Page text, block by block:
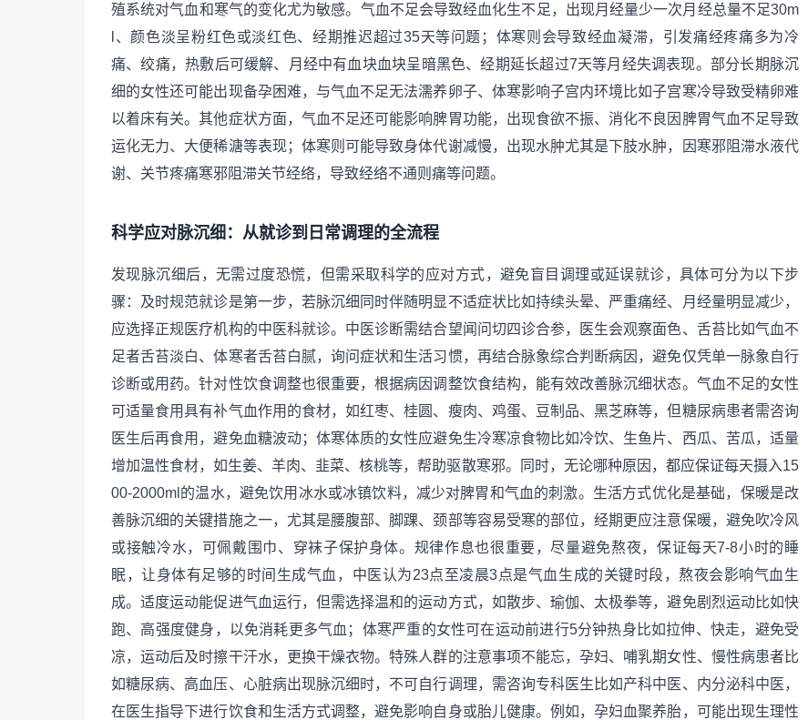
殖系统对气血和寒气的变化尤为敏感。气血不足会导致经血化生不足，出现月经量少一次月经总量不足30m
l、颜色淡呈粉红色或淡红色、经期推迟超过35天等问题；体寒则会导致经血凝滞，引发痛经疼痛多为冷
痛、绞痛，热敷后可缓解、月经中有血块血块呈暗黑色、经期延长超过7天等月经失调表现。部分长期脉沉
细的女性还可能出现备孕困难，与气血不足无法濡养卵子、体寒影响子宫内环境比如子宫寒冷导致受精卵难
以着床有关。其他症状方面，气血不足还可能影响脾胃功能，出现食欲不振、消化不良因脾胃气血不足导致
运化无力、大便稀溏等表现；体寒则可能导致身体代谢减慢，出现水肿尤其是下肢水肿，因寒邪阻滞水液代
谢、关节疼痛寒邪阻滞关节经络，导致经络不通则痛等问题。
科学应对脉沉细：从就诊到日常调理的全流程
发现脉沉细后，无需过度恐慌，但需采取科学的应对方式，避免盲目调理或延误就诊，具体可分为以下步
骤：及时规范就诊是第一步，若脉沉细同时伴随明显不适症状比如持续头晕、严重痛经、月经量明显减少，
应选择正规医疗机构的中医科就诊。中医诊断需结合望闻问切四诊合参，医生会观察面色、舌苔比如气血不
足者舌苔淡白、体寒者舌苔白腻，询问症状和生活习惯，再结合脉象综合判断病因，避免仅凭单一脉象自行
诊断或用药。针对性饮食调整也很重要，根据病因调整饮食结构，能有效改善脉沉细状态。气血不足的女性
可适量食用具有补气血作用的食材，如红枣、桂圆、瘦肉、鸡蛋、豆制品、黑芝麻等，但糖尿病患者需咨询
医生后再食用，避免血糖波动；体寒体质的女性应避免生冷寒凉食物比如冷饮、生鱼片、西瓜、苦瓜，适量
增加温性食材，如生姜、羊肉、韭菜、核桃等，帮助驱散寒邪。同时，无论哪种原因，都应保证每天摄入15
00-2000ml的温水，避免饮用冰水或冰镇饮料，减少对脾胃和气血的刺激。生活方式优化是基础，保暖是改
善脉沉细的关键措施之一，尤其是腰腹部、脚踝、颈部等容易受寒的部位，经期更应注意保暖，避免吹冷风
或接触冷水，可佩戴围巾、穿袜子保护身体。规律作息也很重要，尽量避免熬夜，保证每天7-8小时的睡
眠，让身体有足够的时间生成气血，中医认为23点至凌晨3点是气血生成的关键时段，熬夜会影响气血生
成。适度运动能促进气血运行，但需选择温和的运动方式，如散步、瑜伽、太极拳等，避免剧烈运动比如快
跑、高强度健身，以免消耗更多气血；体寒严重的女性可在运动前进行5分钟热身比如拉伸、快走，避免受
凉，运动后及时擦干汗水，更换干燥衣物。特殊人群的注意事项不能忘，孕妇、哺乳期女性、慢性病患者比
如糖尿病、高血压、心脏病出现脉沉细时，不可自行调理，需咨询专科医生比如产科中医、内分泌科中医，
在医生指导下进行饮食和生活方式调整，避免影响自身或胎儿健康。例如，孕妇血聚养胎，可能出现生理性